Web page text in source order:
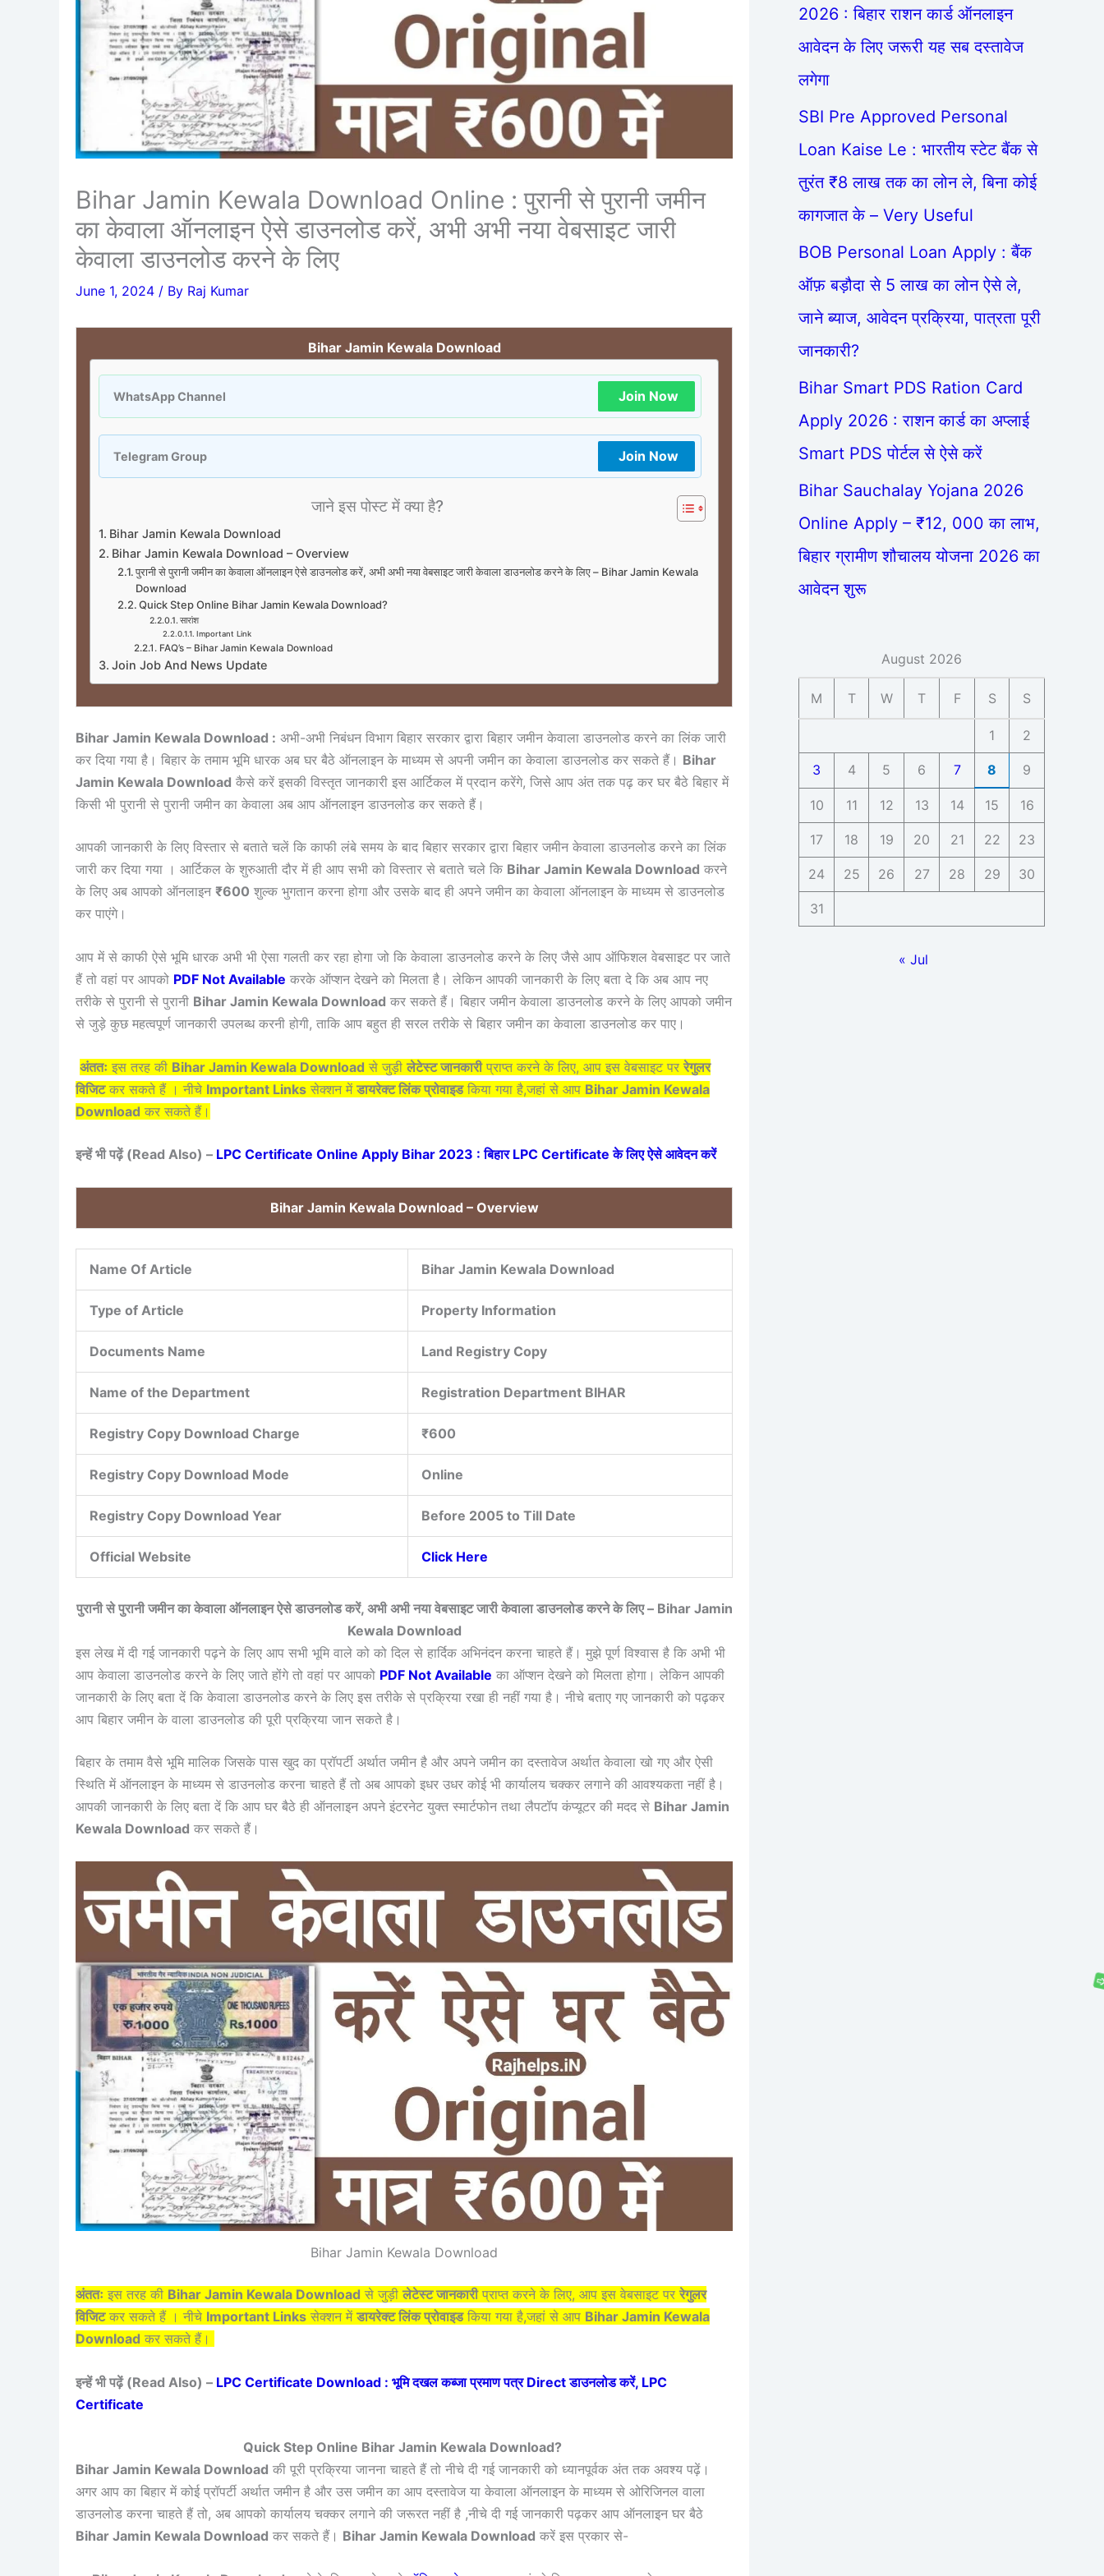
Bihar Jamin Kewala Download Online : पुरानी से पुरानी जमीन
का केवाला ऑनलाइन ऐसे डाउनलोड करें, अभी अभी नया वेबसाइट जारी
केवाला डाउनलोड करने के लिए
June 1, 2024 / By Raj Kumar
Bihar Jamin Kewala Download
WhatsApp Channel Join Now
Telegram Group Join Now
जाने इस पोस्ट में क्या है?
Bihar Jamin Kewala Download
Bihar Jamin Kewala Download – Overview
पुरानी से पुरानी जमीन का केवाला ऑनलाइन ऐसे डाउनलोड करें, अभी अभी नया वेबसाइट जारी केवाला डाउनलोड करने के लिए – Bihar Jamin Kewala
Download
Quick Step Online Bihar Jamin Kewala Download?
सारांश
Important Link
FAQ’s – Bihar Jamin Kewala Download
Join Job And News Update
Bihar Jamin Kewala Download : अभी-अभी निबंधन विभाग बिहार सरकार द्वारा बिहार जमीन केवाला डाउनलोड करने का लिंक जारी
कर दिया गया है। बिहार के तमाम भूमि धारक अब घर बैठे ऑनलाइन के माध्यम से अपनी जमीन का केवाला डाउनलोड कर सकते हैं। Bihar
Jamin Kewala Download कैसे करें इसकी विस्तृत जानकारी इस आर्टिकल में प्रदान करेंगे, जिसे आप अंत तक पढ़ कर घर बैठे बिहार में
किसी भी पुरानी से पुरानी जमीन का केवाला अब आप ऑनलाइन डाउनलोड कर सकते हैं।
आपकी जानकारी के लिए विस्तार से बताते चलें कि काफी लंबे समय के बाद बिहार सरकार द्वारा बिहार जमीन केवाला डाउनलोड करने का लिंक
जारी कर दिया गया । आर्टिकल के शुरुआती दौर में ही आप सभी को विस्तार से बताते चले कि Bihar Jamin Kewala Download करने
के लिए अब आपको ऑनलाइन ₹600 शुल्क भुगतान करना होगा और उसके बाद ही अपने जमीन का केवाला ऑनलाइन के माध्यम से डाउनलोड
कर पाएंगे।
आप में से काफी ऐसे भूमि धारक अभी भी ऐसा गलती कर रहा होगा जो कि केवाला डाउनलोड करने के लिए जैसे आप ऑफिशल वेबसाइट पर जाते
हैं तो वहां पर आपको PDF Not Available करके ऑप्शन देखने को मिलता है। लेकिन आपकी जानकारी के लिए बता दे कि अब आप नए
तरीके से पुरानी से पुरानी Bihar Jamin Kewala Download कर सकते हैं। बिहार जमीन केवाला डाउनलोड करने के लिए आपको जमीन
से जुड़े कुछ महत्वपूर्ण जानकारी उपलब्ध करनी होगी, ताकि आप बहुत ही सरल तरीके से बिहार जमीन का केवाला डाउनलोड कर पाए।
अंततः इस तरह की Bihar Jamin Kewala Download से जुड़ी लेटेस्ट जानकारीप्राप्त करने के लिए, आप इस वेबसाइट पर रेगुलर
विजिटकर सकते हैं । नीचे Important Links सेक्शन में डायरेक्ट लिंक प्रोवाइडकिया गया है,जहां से आप Bihar Jamin Kewala
Download कर सकते हैं।
इन्हें भी पढ़ें (Read Also) – LPC Certificate Online Apply Bihar 2023 : बिहार LPC Certificate के लिए ऐसे आवेदन करें
Bihar Jamin Kewala Download – Overview
Name Of Article Bihar Jamin Kewala Download
Type of Article Property Information
Documents Name Land Registry Copy
Name of the Department Registration Department BIHAR
Registry Copy Download Charge ₹600
Registry Copy Download Mode Online
Registry Copy Download Year Before 2005 to Till Date
Official Website Click Here
पुरानी से पुरानी जमीन का केवाला ऑनलाइन ऐसे डाउनलोड करें, अभी अभी नया वेबसाइट जारी केवाला डाउनलोड करने के लिए – Bihar Jamin
Kewala Download
इस लेख में दी गई जानकारी पढ़ने के लिए आप सभी भूमि वाले को को दिल से हार्दिक अभिनंदन करना चाहते हैं। मुझे पूर्ण विश्वास है कि अभी भी
आप केवाला डाउनलोड करने के लिए जाते होंगे तो वहां पर आपको PDF Not Available का ऑप्शन देखने को मिलता होगा। लेकिन आपकी
जानकारी के लिए बता दें कि केवाला डाउनलोड करने के लिए इस तरीके से प्रक्रिया रखा ही नहीं गया है। नीचे बताए गए जानकारी को पढ़कर
आप बिहार जमीन के वाला डाउनलोड की पूरी प्रक्रिया जान सकते है।
बिहार के तमाम वैसे भूमि मालिक जिसके पास खुद का प्रॉपर्टी अर्थात जमीन है और अपने जमीन का दस्तावेज अर्थात केवाला खो गए और ऐसी
स्थिति में ऑनलाइन के माध्यम से डाउनलोड करना चाहते हैं तो अब आपको इधर उधर कोई भी कार्यालय चक्कर लगाने की आवश्यकता नहीं है।
आपकी जानकारी के लिए बता दें कि आप घर बैठे ही ऑनलाइन अपने इंटरनेट युक्त स्मार्टफोन तथा लैपटॉप कंप्यूटर की मदद से Bihar Jamin
Kewala Download कर सकते हैं।
Bihar Jamin Kewala Download
अंततः इस तरह की Bihar Jamin Kewala Download से जुड़ी लेटेस्ट जानकारीप्राप्त करने के लिए, आप इस वेबसाइट पर रेगुलर
विजिटकर सकते हैं । नीचे Important Links सेक्शन में डायरेक्ट लिंक प्रोवाइडकिया गया है,जहां से आप Bihar Jamin Kewala
Download कर सकते हैं।
इन्हें भी पढ़ें (Read Also) – LPC Certificate Download : भूमि दखल कब्जा प्रमाण पत्र Direct डाउनलोड करें, LPC
Certificate
Quick Step Online Bihar Jamin Kewala Download?
Bihar Jamin Kewala Download की पूरी प्रक्रिया जानना चाहते हैं तो नीचे दी गई जानकारी को ध्यानपूर्वक अंत तक अवश्य पढ़ें।
अगर आप का बिहार में कोई प्रॉपर्टी अर्थात जमीन है और उस जमीन का आप दस्तावेज या केवाला ऑनलाइन के माध्यम से ओरिजिनल वाला
डाउनलोड करना चाहते हैं तो, अब आपको कार्यालय चक्कर लगाने की जरूरत नहीं है ,नीचे दी गई जानकारी पढ़कर आप ऑनलाइन घर बैठे
Bihar Jamin Kewala Download कर सकते हैं। Bihar Jamin Kewala Download करें इस प्रकार से-
2026 : बिहार राशन कार्ड ऑनलाइन
आवेदन के लिए जरूरी यह सब दस्तावेज
लगेगा
SBI Pre Approved Personal
Loan Kaise Le : भारतीय स्टेट बैंक से
तुरंत ₹8 लाख तक का लोन ले, बिना कोई
कागजात के – Very Useful
BOB Personal Loan Apply : बैंक
ऑफ़ बड़ौदा से 5 लाख का लोन ऐसे ले,
जाने ब्याज, आवेदन प्रक्रिया, पात्रता पूरी
जानकारी?
Bihar Smart PDS Ration Card
Apply 2026 : राशन कार्ड का अप्लाई
Smart PDS पोर्टल से ऐसे करें
Bihar Sauchalay Yojana 2026
Online Apply – ₹12, 000 का लाभ,
बिहार ग्रामीण शौचालय योजना 2026 का
आवेदन शुरू
August 2026
M T W T F S S
1 2
3 4 5 6 7 8 9
10 11 12 13 14 15 16
17 18 19 20 21 22 23
24 25 26 27 28 29 30
31
« Jul